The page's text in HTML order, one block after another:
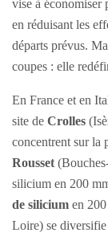
vise à économiser
en réduisant les
départs prévus.
coupes : elle
En France et en
site de Crolles
concentrent sur la
Rousset
silicium en 200
de silicium en
Loire) se diversifie